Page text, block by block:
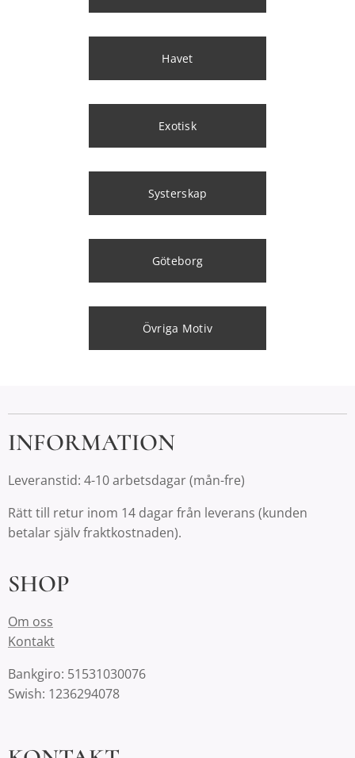
Havet
Exotisk
Systerskap
Göteborg
Övriga Motiv
INFORMATION
Leveranstid: 4-10 arbetsdagar (mån-fre)
Rätt till retur inom 14 dagar från leverans (kunden
betalar själv fraktkostnaden).
SHOP
Om oss
Kontakt
Bankgiro: 51531030076
Swish: 1236294078